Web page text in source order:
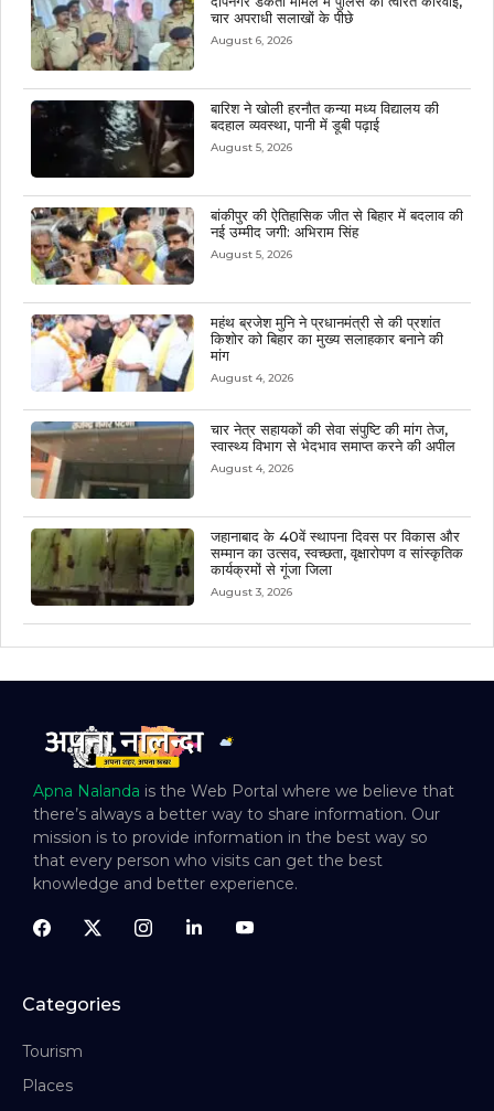
चार अपराधी सलाखों के पीछे
August 6, 2026
बारिश ने खोली हरनौत कन्या मध्य विद्यालय की
बदहाल व्यवस्था, पानी में डूबी पढ़ाई
August 5, 2026
बांकीपुर की ऐतिहासिक जीत से बिहार में बदलाव की
नई उम्मीद जगी: अभिराम सिंह
August 5, 2026
महंथ ब्रजेश मुनि ने प्रधानमंत्री से की प्रशांत
किशोर को बिहार का मुख्य सलाहकार बनाने की
मांग
August 4, 2026
चार नेत्र सहायकों की सेवा संपुष्टि की मांग तेज,
स्वास्थ्य विभाग से भेदभाव समाप्त करने की अपील
August 4, 2026
जहानाबाद के 40वें स्थापना दिवस पर विकास और
सम्मान का उत्सव, स्वच्छता, वृक्षारोपण व सांस्कृतिक
कार्यक्रमों से गूंजा जिला
August 3, 2026
Apna Nalanda is the Web Portal where we believe that
there’s always a better way to share information. Our
mission is to provide information in the best way so
that every person who visits can get the best
knowledge and better experience.
Categories
Tourism
Places